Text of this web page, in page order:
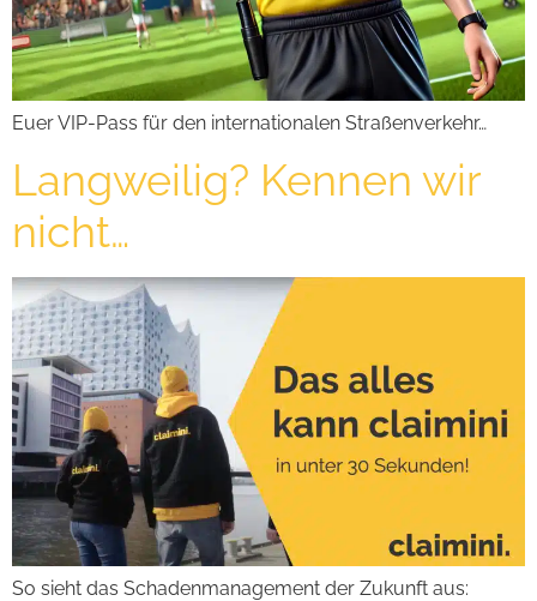
Euer VIP-Pass für den internationalen Straßenverkehr…
Langweilig? Kennen wir
nicht…
So sieht das Schadenmanagement der Zukunft aus: